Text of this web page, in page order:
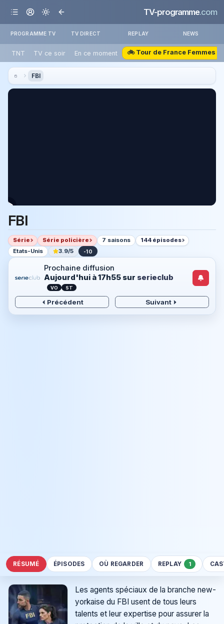
TV-programme.com
PROGRAMME TV TV DIRECT REPLAY NEWS
TNT TV ce soir En ce moment 🚲 Tour de France Femmes
FBI
FBI
Série Série policière 7 saisons
144 épisodes
Etats-Unis
3.9/5 -10
Prochaine diffusion
Aujourd'hui à 17h55sur serieclub
VO ST
Précédent Suivant
RÉSUMÉ ÉPISODES OÙ REGARDER REPLAY 1
Les agents spéciaux de la branche new-
yorkaise du FBI usent de tous leurs
talents et leur expertise pour assurer la